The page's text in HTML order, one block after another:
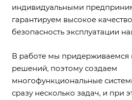
индивидуальными
гарантируем высокое
безопасность эксплуатации
В работе мы придерживаемся
решений, поэтому создаем
многофункциональные
сразу несколько задач, и при